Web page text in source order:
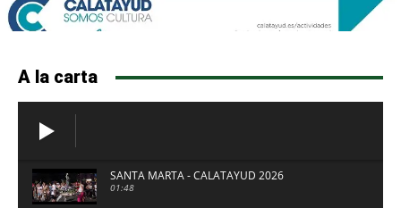
A la carta
SANTA MARTA - CALATAYUD 2026
01:48